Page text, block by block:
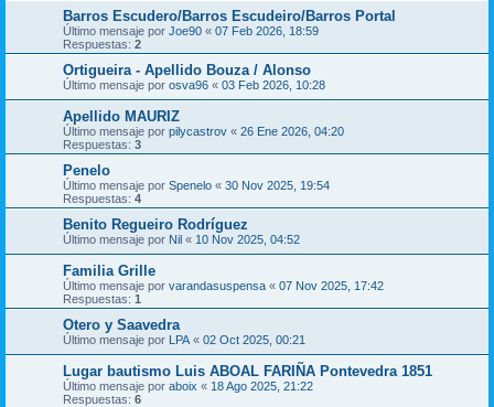
Barros Escudero/Barros Escudeiro/Barros Portal
Último mensaje por Joe90 « 07 Feb 2026, 18:59
Respuestas: 2
Ortigueira - Apellido Bouza / Alonso
Último mensaje por osva96 « 03 Feb 2026, 10:28
Apellido MAURIZ
Último mensaje por pilycastrov « 26 Ene 2026, 04:20
Respuestas: 3
Penelo
Último mensaje por Spenelo « 30 Nov 2025, 19:54
Respuestas: 4
Benito Regueiro Rodríguez
Último mensaje por Nil « 10 Nov 2025, 04:52
Familia Grille
Último mensaje por varandasuspensa « 07 Nov 2025, 17:42
Respuestas: 1
Otero y Saavedra
Último mensaje por LPA « 02 Oct 2025, 00:21
Lugar bautismo Luis ABOAL FARIÑA Pontevedra 1851
Último mensaje por aboix « 18 Ago 2025, 21:22
Respuestas: 6